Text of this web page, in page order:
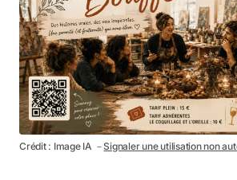
Crédit : Image IA －Signaler une utilisation non